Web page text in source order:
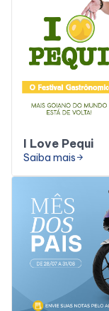
Alimentação
Programa de
I Love Pequi
Saiba mais arrow_forward